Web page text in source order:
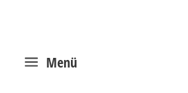
a Menü